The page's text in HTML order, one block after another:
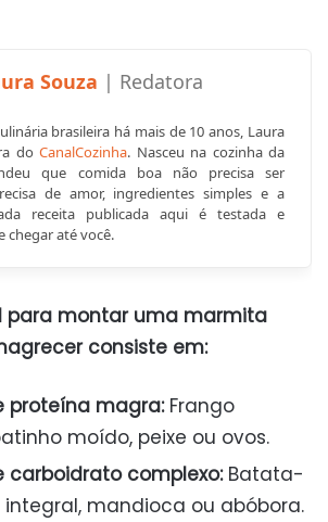
Souza
brasileira há mais de 10 anos, Laura
doCanalCozinha. Nasceu na cozinha da
que comida boa não precisa ser
de amor, ingredientes simples e a
receita publicada aqui é testada e
chegar até você.
para montar uma marmita
consiste em:
proteína magra:Frango
moído, peixe ou ovos.
carboidrato complexo:Batata-
integral, mandioca ou abóbora.